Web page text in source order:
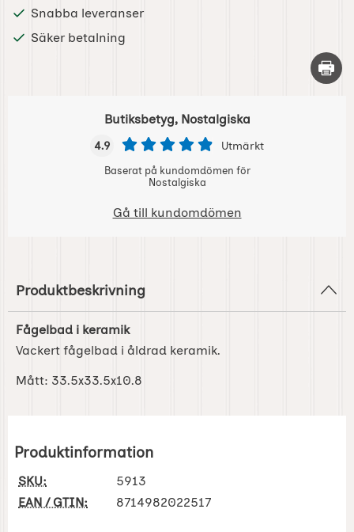
Snabba leveranser
Säker betalning
Skriv
Butiksbetyg, Nostalgiska
4.9 Utmärkt
Baserat på kundomdömen för
Nostalgiska
Gå till kundomdömen
Produktbeskrivning
Fågelbad i keramik
Vackert fågelbad i åldrad keramik.
Mått: 33.5x33.5x10.8
Produktinformation
SKU:
5913
EAN / GTIN:
8714982022517